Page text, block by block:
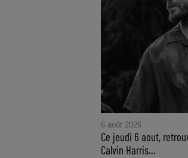
6 août 2026
Ce jeudi 6 aout,
Calvin Harris...